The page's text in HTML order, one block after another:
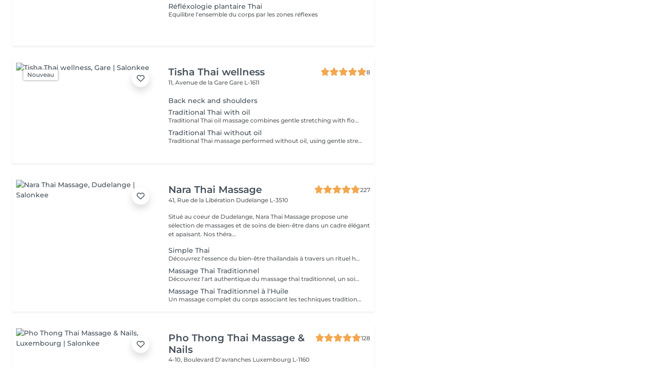
Réfléxologie plantaire Thai
Equilibre l'ensemble du corps par les zones réflexes
Nouveau Tisha Thai wellness
8
11, Avenue de la GareGare L-1611
Back neck and shoulders
Traditional Thai with oil
Traditional Thai oil massage combines gentle stretching with flowing massage techniques using warm oil to ease muscle tension, improve circulation, and promote deep relaxation.
Traditional Thai without oil
Traditional Thai massage performed without oil, using gentle stretching and acupressure techniques to relieve muscle tension, improve flexibility, and promote deep relaxation.
Nara Thai Massage
227
41, Rue de la Libération Dudelange L-3510
Situé au coeur de Dudelange, Nara Thai Massage propose une
sélection de massages et de soins de bien-être dans un cadre élégant
et apaisant. Nos théra...
Simple Thai
Découvrez l'essence du bien-être thaïlandais à travers un rituel harmonieux. Conçu pour détendre le corps, soulager les tensions musculaires, stimuler la circulation et procurer une sensation durable d'équilibre et de bien-être. Comprend : Massage Thaïlandais Traditionnel à l'Huile 90 min Réflexologie Plantaire Thaïlandaise 45 min
Massage Thaï Traditionnel
Découvrez l'art authentique du massage thaï traditionnel, un soin complet du corps pratiqué sans huile, associant acupression, étirements et pressions rythmées. Idéal pour soulager les tensions musculaires, améliorer la souplesse, stimuler la circulation et retrouver une sensation profonde de bien-être et d'équilibre.
Massage Thaï Traditionnel à l'Huile
Un massage complet du corps associant les techniques traditionnelles thaïlandaises à l'utilisation d'huiles naturelles. Les mouvements fluides et les pressions adaptées aident à détendre les muscles, stimuler la circulation, réduire le stress et procurer une profonde sensation de bien-être.
Pho Thong Thai Massage &
Nails
128
4-10, Boulevard D'avranches Luxembourg L-1160